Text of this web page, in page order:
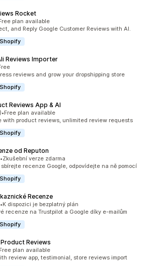
Rocket
recenzí: 539
plan available
and Reply Google Customer Reviews with AI.
Reviews Importer
recenzí: 183
reviews and grow your dropshipping store
Reviews App & AI
recenzí: 1080
•Free plan available
with product reviews, unlimited review requests
od Reputon
recenzí: 1401
•Zkušební verze zdarma
recenze Google, odpovídejte na ně pomocí
Recenze
recenzí: 1075
•K dispozici je bezplatný plán
recenze na Trustpilot a Google díky e-mailům
Reviews
recenzí: 334
Free plan available
review app, testimonial, store reviews import